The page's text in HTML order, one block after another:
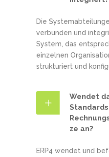
Die
verbunden und
System, das
einzelnen
strukturiert und
Wendet
ze an?
ERP4 wendet und